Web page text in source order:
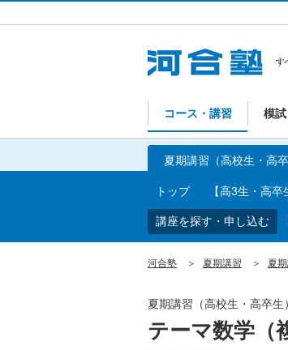
コース・講習 模
夏期講習（高校生・高卒
トップ 【高3生・高
講座を探す・申し込む
河合塾 夏期講習 夏
テーマ数学（
夏期講習（高校生・高卒生）